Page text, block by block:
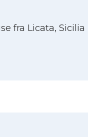
fra Licata, Sicilia